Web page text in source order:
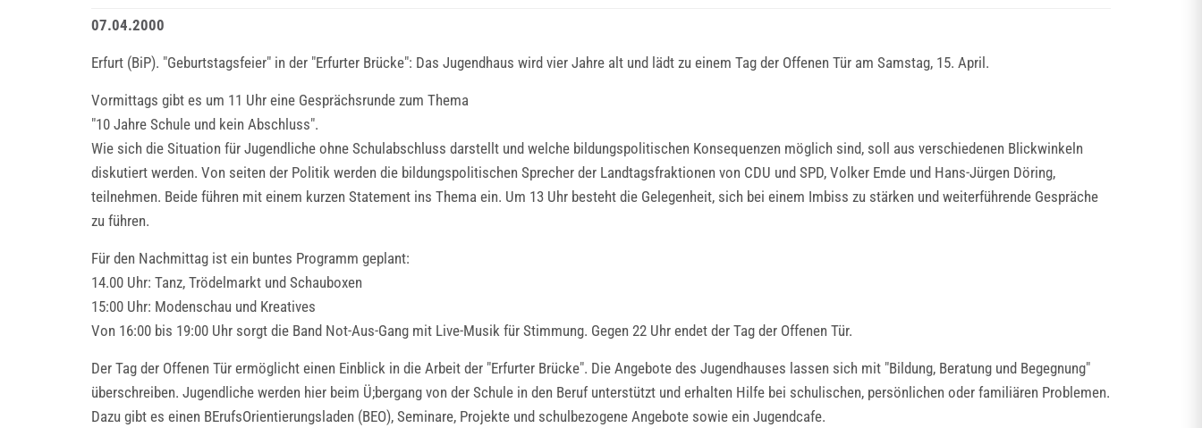
07.04.2000
Erfurt (BiP). "Geburtstagsfeier" in der "Erfurter Brücke": Das Jugendhaus wird vier Jahre alt und lädt zu einem Tag der Offenen Tür am Samstag, 15. April.
Vormittags gibt es um 11 Uhr eine Gesprächsrunde zum Thema
"10 Jahre Schule und kein Abschluss".
Wie sich die Situation für Jugendliche ohne Schulabschluss darstellt und welche bildungspolitischen Konsequenzen möglich sind, soll aus verschiedenen Blickwinkeln
diskutiert werden. Von seiten der Politik werden die bildungspolitischen Sprecher der Landtagsfraktionen von CDU und SPD, Volker Emde und Hans-Jürgen Döring,
teilnehmen. Beide führen mit einem kurzen Statement ins Thema ein. Um 13 Uhr besteht die Gelegenheit, sich bei einem Imbiss zu stärken und weiterführende Gespräche
zu führen.
Für den Nachmittag ist ein buntes Programm geplant:
14.00 Uhr: Tanz, Trödelmarkt und Schauboxen
15:00 Uhr: Modenschau und Kreatives
Von 16:00 bis 19:00 Uhr sorgt die Band Not-Aus-Gang mit Live-Musik für Stimmung. Gegen 22 Uhr endet der Tag der Offenen Tür.
Der Tag der Offenen Tür ermöglicht einen Einblick in die Arbeit der "Erfurter Brücke". Die Angebote des Jugendhauses lassen sich mit "Bildung, Beratung und Begegnung"
überschreiben. Jugendliche werden hier beim Ü;bergang von der Schule in den Beruf unterstützt und erhalten Hilfe bei schulischen, persönlichen oder familiären Problemen.
Dazu gibt es einen BErufsOrientierungsladen (BEO), Seminare, Projekte und schulbezogene Angebote sowie ein Jugendcafe.